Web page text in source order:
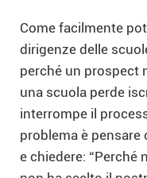
Come facilmente
dirigenze delle
perché un prospect
una scuola perde
interrompe il
problema è
e chiedere: “Perché